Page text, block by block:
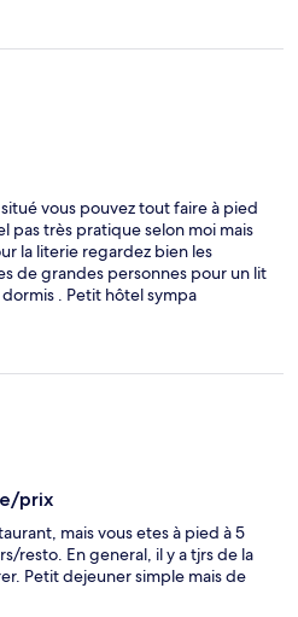
vous pouvez tout faire à pied
pas très pratique selon moi mais
la literie regardez bien les
de grandes personnes pour un lit
. Petit hôtel sympa
prix
mais vous etes à pied à 5
resto. En general, il y a tjrs de la
Petit dejeuner simple mais de